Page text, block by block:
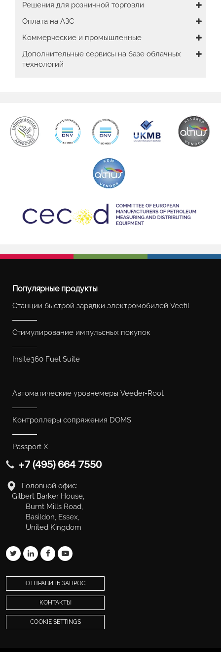
Решения для розничной торговли
Оплата на АЗС
Коммерческие и промышленные
Дополнительные сервисы на базе облачных
технологий
Популярные продукты
Станции быстрой зарядки электромобилей Veefil
Стимулирование импульсных покупок
Insite360 Fuel Suite
Автоматические уровнемеры Veeder-Root
Контроллеры сопряжения DOMS
Passport X
+7 (495) 664 7550
Головной офис:
Gilbert Barker House,
Burnt Mills Road,
Basildon, Essex,
United Kingdom
ОТПРАВИТЬ ЗАПРОС
КОНТАКТЫ
COOKIE SETTINGS